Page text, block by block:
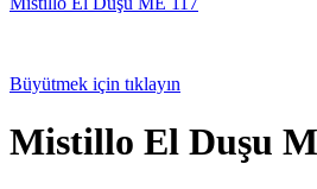
Büyütmek için tıklayın
Mistillo El Duşu